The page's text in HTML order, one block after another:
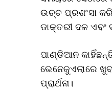
ଉଚ୍ଚ ପ୍ରଶଂସା
ଡାକ୍ତରୀ ଦଳ
ପାଣ୍ଡିଆନ
ଭେନେଜୁଏଲାରେ
ପ୍ରାର୍ଥନା।